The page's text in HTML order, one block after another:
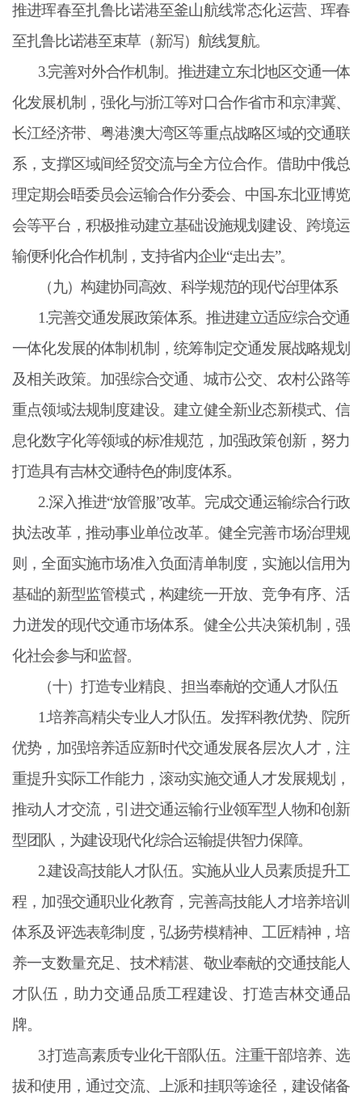
推进珲春至扎鲁比诺港至釜山航线常态化运营、珲春
至扎鲁比诺港至束草（新泻）航线复航。
3.完善对外合作机制。推进建立东北地区交通一体
化发展机制，强化与浙江等对口合作省市和京津冀、
长江经济带、粤港澳大湾区等重点战略区域的交通联
系，支撑区域间经贸交流与全方位合作。借助中俄总
理定期会晤委员会运输合作分委会、中国-东北亚博览
会等平台，积极推动建立基础设施规划建设、跨境运
输便利化合作机制，支持省内企业“走出去”。
（九）构建协同高效、科学规范的现代治理体系
1.完善交通发展政策体系。推进建立适应综合交通
一体化发展的体制机制，统筹制定交通发展战略规划
及相关政策。加强综合交通、城市公交、农村公路等
重点领域法规制度建设。建立健全新业态新模式、信
息化数字化等领域的标准规范，加强政策创新，努力
打造具有吉林交通特色的制度体系。
2.深入推进“放管服”改革。完成交通运输综合行政
执法改革，推动事业单位改革。健全完善市场治理规
则，全面实施市场准入负面清单制度，实施以信用为
基础的新型监管模式，构建统一开放、竞争有序、活
力迸发的现代交通市场体系。健全公共决策机制，强
化社会参与和监督。
（十）打造专业精良、担当奉献的交通人才队伍
1.培养高精尖专业人才队伍。发挥科教优势、院所
优势，加强培养适应新时代交通发展各层次人才，注
重提升实际工作能力，滚动实施交通人才发展规划，
推动人才交流，引进交通运输行业领军型人物和创新
型团队，为建设现代化综合运输提供智力保障。
2.建设高技能人才队伍。实施从业人员素质提升工
程，加强交通职业化教育，完善高技能人才培养培训
体系及评选表彰制度，弘扬劳模精神、工匠精神，培
养一支数量充足、技术精湛、敬业奉献的交通技能人
才队伍，助力交通品质工程建设、打造吉林交通品
牌。
3.打造高素质专业化干部队伍。注重干部培养、选
拔和使用，通过交流、上派和挂职等途径，建设储备